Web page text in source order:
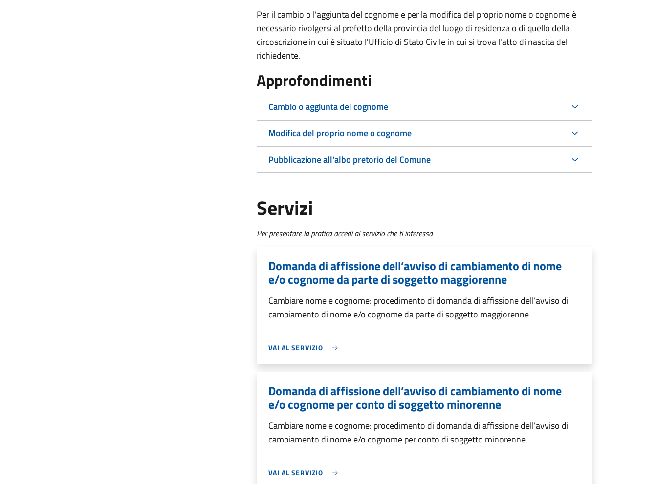
Per il cambio o l'aggiunta del cognome e per la modifica del proprio nome o cognome è
necessario rivolgersi al prefetto della provincia del luogo di residenza o di quello della
circoscrizione in cui è situato l'Ufficio di Stato Civile in cui si trova l'atto di nascita del
richiedente.
Approfondimenti
Cambio o aggiunta del cognome
Modifica del proprio nome o cognome
Pubblicazione all'albo pretorio del Comune
Servizi
Per presentare la pratica accedi al servizio che ti interessa
Domanda di affissione dell’avviso di cambiamento di nome
e/o cognome da parte di soggetto maggiorenne
Cambiare nome e cognome: procedimento di domanda di affissione dell’avviso di
cambiamento di nome e/o cognome da parte di soggetto maggiorenne
VAI AL SERVIZIO
Domanda di affissione dell’avviso di cambiamento di nome
e/o cognome per conto di soggetto minorenne
Cambiare nome e cognome: procedimento di domanda di affissione dell’avviso di
cambiamento di nome e/o cognome per conto di soggetto minorenne
VAI AL SERVIZIO